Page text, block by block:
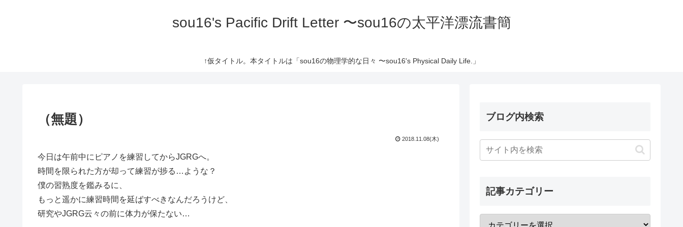
sou16's Pacific Drift Letter 〜sou16の太平洋漂流書簡
↑仮タイトル。本タイトルは「sou16の物理学的な日々 〜sou16's Physical Daily Life.」
（無題）
2018.11.08(木)
今日は午前中にピアノを練習してからJGRGへ。
時間を限られた方が却って練習が捗る…ような？
僕の習熟度を鑑みるに、
もっと遥かに練習時間を延ばすべきなんだろうけど、
研究やJGRG云々の前に体力が保たない…
ブログ内検索
記事カテゴリー